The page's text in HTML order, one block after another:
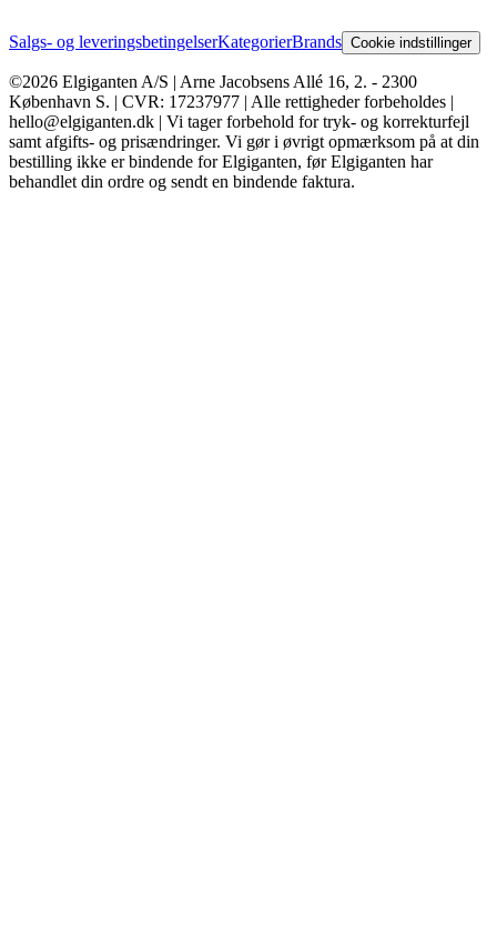
Salgs- og leveringsbetingelserKategorierBrands Cookie indstillinger
©2026 Elgiganten A/S | Arne Jacobsens Allé 16, 2. - 2300
København S. | CVR: 17237977 | Alle rettigheder forbeholdes |
hello@elgiganten.dk | Vi tager forbehold for tryk- og korrekturfejl
samt afgifts- og prisændringer. Vi gør i øvrigt opmærksom på at din
bestilling ikke er bindende for Elgiganten, før Elgiganten har
behandlet din ordre og sendt en bindende faktura.